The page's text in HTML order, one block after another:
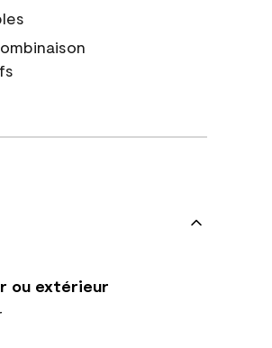
ou extérieur